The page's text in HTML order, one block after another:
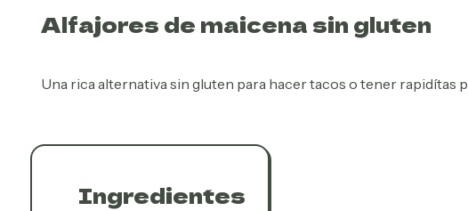
Alfajores de maicena sin gluten
Una rica alternativa sin gluten para hacer tacos o tener rapidítas
Ingredientes